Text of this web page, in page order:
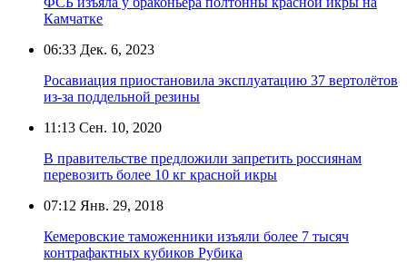
Камчатке
06:33 Дек. 6, 2023
Росавиация приостановила эксплуатацию 37 вертолётов
из-за поддельной резины
11:13 Сен. 10, 2020
В правительстве предложили запретить россиянам
перевозить более 10 кг красной икры
07:12 Янв. 29, 2018
Кемеровские таможенники изъяли более 7 тысяч
контрафактных кубиков Рубика